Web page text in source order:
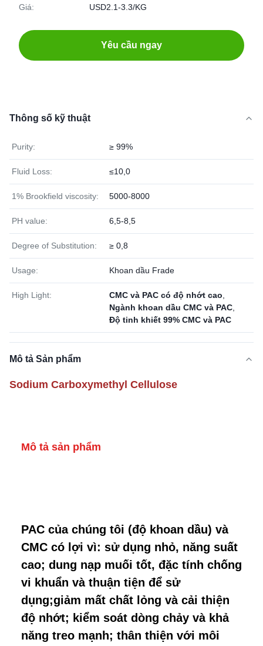
Giá: USD2.1-3.3/KG
Yêu cầu ngay
Thông số kỹ thuật
Purity: ≥ 99%
Fluid Loss: ≤10,0
1% Brookfield viscosity: 5000-8000
PH value: 6,5-8,5
Degree of Substitution: ≥ 0,8
Usage: Khoan dầu Frade
High Light: CMC và PAC có độ nhớt cao
Ngành khoan dầu CMC và PAC
Độ tinh khiết 99% CMC và PAC
Mô tả Sản phẩm
Sodium Carboxymethyl Cellulose
Mô tả sản phẩm
PAC của chúng tôi (độ khoan dầu) và
CMC có lợi vì: sử dụng nhỏ, năng suất
cao; dung nạp muối tốt, đặc tính chống
vi khuẩn và thuận tiện để sử
dụng;giảm mất chất lỏng và cải thiện
độ nhớt; kiểm soát dòng chảy và khả
năng treo mạnh; thân thiện với môi